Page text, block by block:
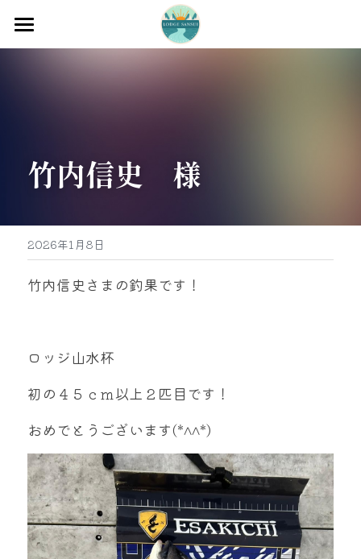
ホーム
牡蠣販売
グッズ販売
駐車場
0597-32-0573
mtok0617love@yahoo.co.jp
お問い合わせ
竹内信史　様
2026年1月8日
竹内信史さまの釣果です！
ロッジ山水杯
初の４５ｃｍ以上２匹目です！
おめでとうございます(*^^*)